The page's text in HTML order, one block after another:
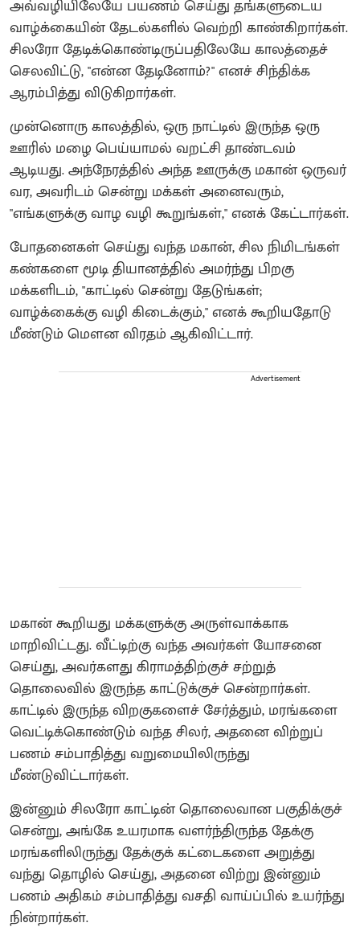
அவ்வழியிலேயே பயணம் செய்து தங்களுடைய
வாழ்க்கையின் தேடல்களில் வெற்றி காண்கிறார்கள்.
சிலரோ தேடிக்கொண்டிருப்பதிலேயே காலத்தைச்
செலவிட்டு, "என்ன தேடினோம்?" எனச் சிந்திக்க
ஆரம்பித்து விடுகிறார்கள்.
முன்னொரு காலத்தில், ஒரு நாட்டில் இருந்த ஒரு
ஊரில் மழை பெய்யாமல் வறட்சி தாண்டவம்
ஆடியது. அந்நேரத்தில் அந்த ஊருக்கு மகான் ஒருவர்
வர, அவரிடம் சென்று மக்கள் அனைவரும்,
"எங்களுக்கு வாழ வழி கூறுங்கள்," எனக் கேட்டார்கள்.
போதனைகள் செய்து வந்த மகான், சில நிமிடங்கள்
கண்களை மூடி தியானத்தில் அமர்ந்து பிறகு
மக்களிடம், "காட்டில் சென்று தேடுங்கள்;
வாழ்க்கைக்கு வழி கிடைக்கும்," எனக் கூறியதோடு
மீண்டும் மௌன விரதம் ஆகிவிட்டார்.
Advertisement
மகான் கூறியது மக்களுக்கு அருள்வாக்காக
மாறிவிட்டது. வீட்டிற்கு வந்த அவர்கள் யோசனை
செய்து, அவர்களது கிராமத்திற்குச் சற்றுத்
தொலைவில் இருந்த காட்டுக்குச் சென்றார்கள்.
காட்டில் இருந்த விறகுகளைச் சேர்த்தும், மரங்களை
வெட்டிக்கொண்டும் வந்த சிலர், அதனை விற்றுப்
பணம் சம்பாதித்து வறுமையிலிருந்து
மீண்டுவிட்டார்கள்.
இன்னும் சிலரோ காட்டின் தொலைவான பகுதிக்குச்
சென்று, அங்கே உயரமாக வளர்ந்திருந்த தேக்கு
மரங்களிலிருந்து தேக்குக் கட்டைகளை அறுத்து
வந்து தொழில் செய்து, அதனை விற்று இன்னும்
பணம் அதிகம் சம்பாதித்து வசதி வாய்ப்பில் உயர்ந்து
நின்றார்கள்.